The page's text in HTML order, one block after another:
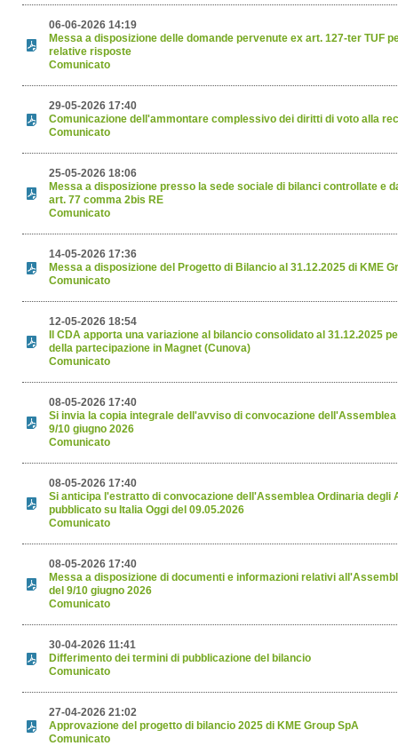
06-06-2026 14:19
Messa a disposizione delle domande pervenute ex art. 127-ter TUF
relative risposte
Comunicato
29-05-2026 17:40
Comunicazione dell'ammontare complessivo dei diritti di voto alla
Comunicato
25-05-2026 18:06
Messa a disposizione presso la sede sociale di bilanci controllate e
art. 77 comma 2bis RE
Comunicato
14-05-2026 17:36
Messa a disposizione del Progetto di Bilancio al 31.12.2025 di KME
Comunicato
12-05-2026 18:54
Il CDA apporta una variazione al bilancio consolidato al 31.12.2025
della partecipazione in Magnet (Cunova)
Comunicato
08-05-2026 17:40
Si invia la copia integrale dell'avviso di convocazione
9/10 giugno 2026
Comunicato
08-05-2026 17:40
Si anticipa l'estratto di convocazione dell'Assemblea Ordinaria degli
pubblicato su Italia Oggi del 09.05.2026
Comunicato
08-05-2026 17:40
Messa a disposizione di documenti e informazioni relativi
del 9/10 giugno 2026
Comunicato
30-04-2026 11:41
Differimento dei termini di pubblicazione del bilancio
Comunicato
27-04-2026 21:02
Approvazione del progetto di bilancio 2025 di KME Group SpA
Comunicato